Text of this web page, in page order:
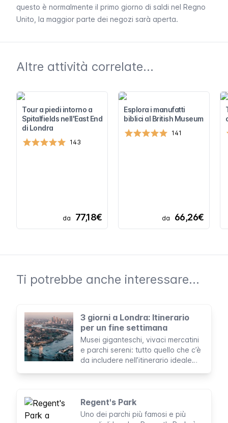
questo è normalmente il primo giorno di saldi nel Regno
Unito, la maggior parte dei negozi sarà aperta.
Altre attività correlate...
Tour a piedi intorno a
Spitalfields nell'East End
di Londra
143
da 77,18€
Esplora i manufatti
biblici al British Museum
141
da 66,26€
Ti potrebbe anche interessare...
3 giorni a Londra: Itinerario
per un fine settimana
Musei giganteschi, vivaci mercatini
e parchi sereni: tutto quello che c’è
da includere nell’itinerario ideale
Regent's Park
Uno dei parchi più famosi e più